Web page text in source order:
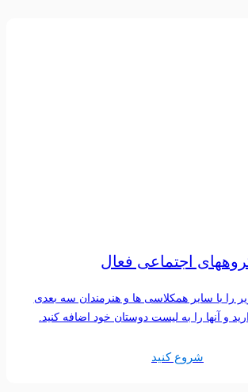
اجتماعی فعال
را با سایر همکلاسی ها و هنرمندان سه بعدی
و آنها را به لیست دوستان خود اضافه کنید.
شروع کنید